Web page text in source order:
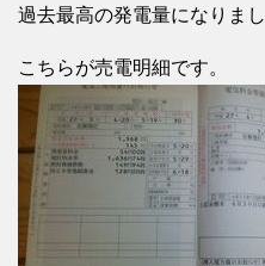
過去最高の発電量になりまし
こちらが売電明細です。